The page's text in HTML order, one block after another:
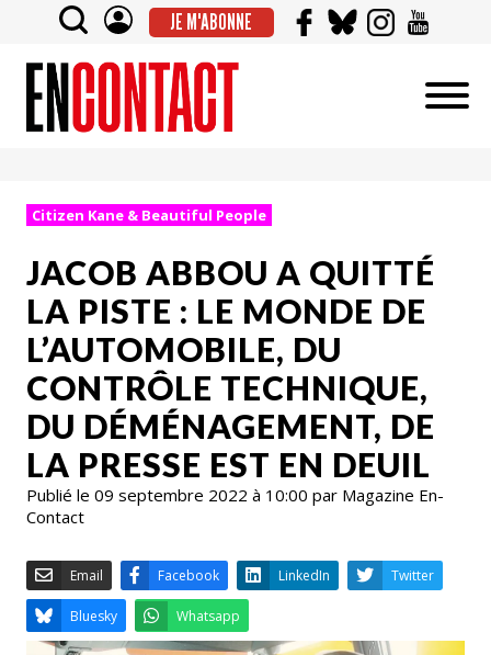
JE M'ABONNE
Citizen Kane & Beautiful People
JACOB ABBOU A QUITTÉ
LA PISTE : LE MONDE DE
L’AUTOMOBILE, DU
CONTRÔLE TECHNIQUE,
DU DÉMÉNAGEMENT, DE
LA PRESSE EST EN DEUIL
Publié le 09 septembre 2022 à 10:00 par Magazine En-
Contact